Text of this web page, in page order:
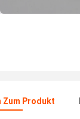
Zum Produkt